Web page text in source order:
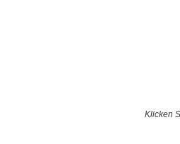
Klicken